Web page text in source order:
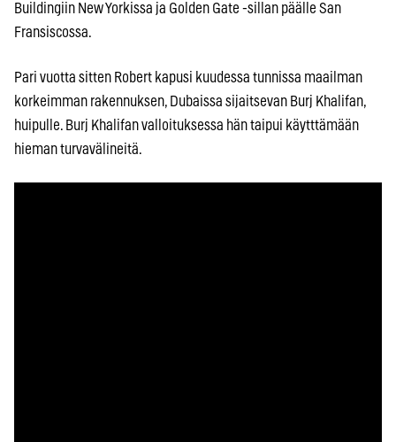
Buildingiin New Yorkissa ja Golden Gate -sillan päälle San
Fransiscossa.
Pari vuotta sitten Robert kapusi kuudessa tunnissa maailman
korkeimman rakennuksen, Dubaissa sijaitsevan Burj Khalifan,
huipulle. Burj Khalifan valloituksessa hän taipui käytttämään
hieman turvavälineitä.